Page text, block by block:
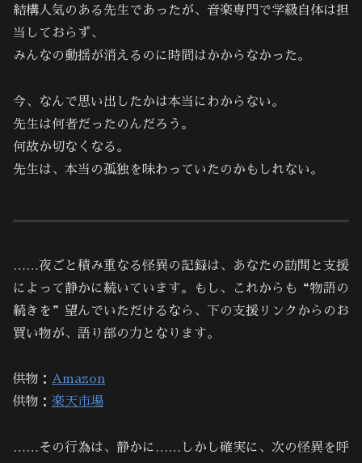
結構人気のある先生であったが、音楽専門で学級自体は担
当しておらず、
みんなの動揺が消えるのに時間はかからなかった。
今、なんで思い出したかは本当にわからない。
先生は何者だったのんだろう。
何故か切なくなる。
先生は、本当の孤独を味わっていたのかもしれない。
……夜ごと積み重なる怪異の記録は、あなたの訪問と支援
によって静かに続いています。もし、これからも“物語の
続きを”望んでいただけるなら、下の支援リンクからのお
買い物が、語り部の力となります。
供物： Amazon
供物： 楽天市場
……その行為は、静かに……しかし確実に、次の怪異を呼